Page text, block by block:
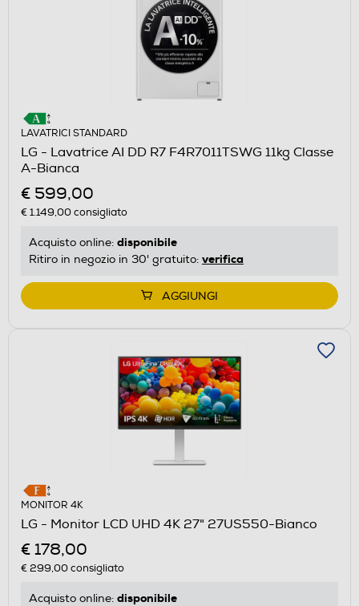
LAVATRICI STANDARD
LG - Lavatrice AI DD R7 F4R7011TSWG 11kg Classe
A-Bianca
€ 599,00
€ 1.149,00consigliato
Acquisto online: disponibile
Ritiro in negozio in 30' gratuito: verifica
AGGIUNGI
MONITOR 4K
LG - Monitor LCD UHD 4K 27" 27US550-Bianco
€ 178,00
€ 299,00consigliato
Acquisto online: disponibile